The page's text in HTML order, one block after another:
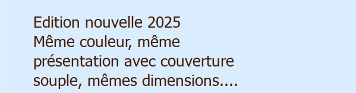
Edition nouvelle 2025
Même couleur, même
présentation avec couverture
souple, mêmes dimensions....